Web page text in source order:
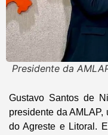
Presidente da
Gustavo Santos de
presidente da
do Agreste e Litoral.